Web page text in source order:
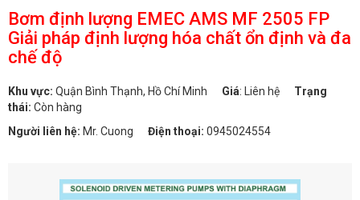
Bơm định lượng EMEC AMS MF 2505 FP
Giải pháp định lượng hóa chất ổn định và đa
chế độ
Khu vực: Quận Bình Thạnh, Hồ Chí Minh Giá: Liên hệ
Trạng
thái: Còn hàng
Người liên hệ: Mr. Cuong Điện thoại: 0945024554